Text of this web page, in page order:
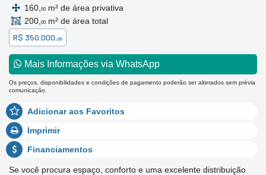
160, 00 m² de área privativa
200, 00 m² de área total
R$ 350.000,00
Mais Informações via WhatsApp
Os preços, disponibilidades e condições de pagamento poderão ser alterados sem prévia
comunicação.
Adicionar aos Favoritos
Imprimir
Financiamentos
Se você procura espaço, conforto e uma excelente distribuição